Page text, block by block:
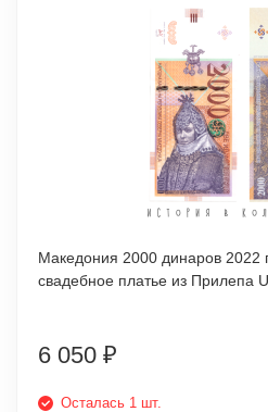
Македония 2000 динаров 2022
свадебное платье из Прилепа
6 050 ₽
Осталась 1 шт.